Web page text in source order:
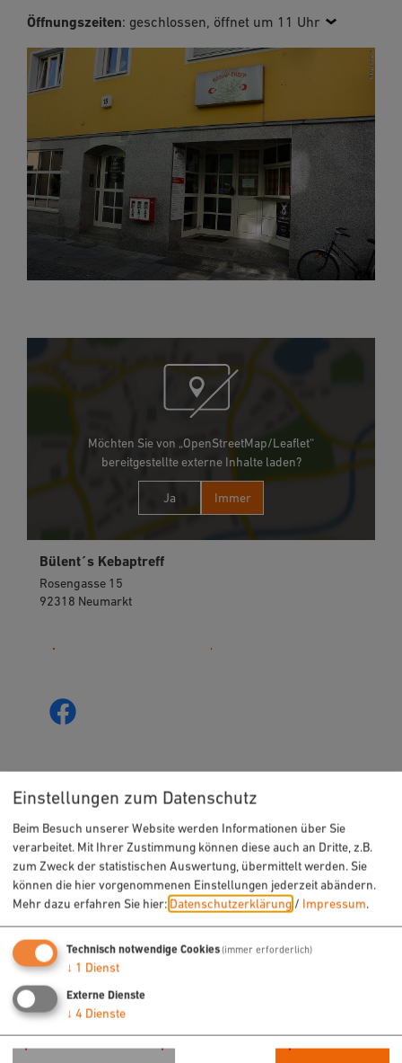
Öffnungszeiten: geschlossen, öffnet um 11 Uhr
Möchten Sie von „OpenStreetMap/Leaflet“
bereitgestellte externe Inhalte laden?
Ja Immer
Bülent´s Kebaptreff
Rosengasse 15
92318 Neumarkt
URLAUB & FREIZEIT
Radfahren
Wandern
Freizeit
Veranstaltungen
Einstellungen zum Datenschutz
Beim Besuch unserer Website werden Informationen über Sie
verarbeitet. Mit Ihrer Zustimmung können diese auch an Dritte, z.B.
zum Zweck der statistischen Auswertung, übermittelt werden. Sie
können die hier vorgenommenen Einstellungen jederzeit abändern.
Mehr dazu erfahren Sie hier: Datenschutzerklärung / Impressum.
Technisch notwendige Cookies(immer erforderlich)
↓ 1 Dienst
Externe Dienste
↓ 4 Dienste